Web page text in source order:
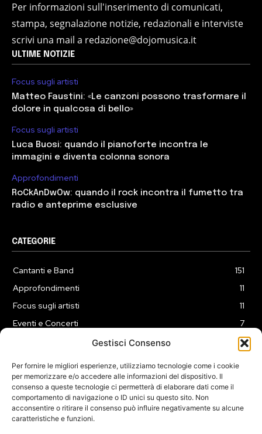
Gestisci Consenso
Per fornire le migliori esperienze, utilizziamo tecnologie come i cookie
per memorizzare e/o accedere alle informazioni del dispositivo. Il
consenso a queste tecnologie ci permetterà di elaborare dati come il
comportamento di navigazione o ID unici su questo sito. Non
acconsentire o ritirare il consenso può influire negativamente su alcune
caratteristiche e funzioni.
Per informazioni sull'inserimento di comunicati,
stampa, segnalazione notizie, redazionali e interviste
scrivi una mail a redazione@dojomusica.it
ULTIME NOTIZIE
Focus sugli artisti
Matteo Faustini: «Le canzoni possono trasformare il
dolore in qualcosa di bello»
Focus sugli artisti
Luca Buosi: quando il pianoforte incontra le
immagini e diventa colonna sonora
Approfondimenti
RoCkAnDwOw: quando il rock incontra il fumetto tra
radio e anteprime esclusive
CATEGORIE
Cantanti e Band
151
Approfondimenti
11
Focus sugli artisti
11
Eventi e Concerti
7
3
COOKIE POLICY (UE)